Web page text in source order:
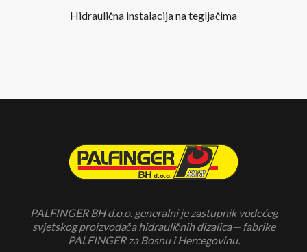
Hidraulična instalacija na tegljačima
PALFINGER BH d.o.o. generalni je zastupnik vodećeg
svjetskog proizvodača hidrauličnih dizalica— fabrike
PALFINGER za Bosnu i Hercegovinu.